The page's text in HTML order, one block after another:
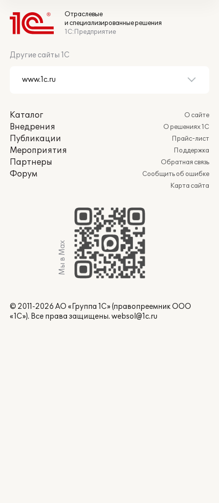
Отраслевые
и специализированные решения
1С:Предприятие
Другие сайты 1С
Каталог
Внедрения
Публикации
Мероприятия
Партнеры
Форум
О сайте
О решениях 1С
Прайс-лист
Поддержка
Обратная связь
Сообщить об ошибке
Карта сайта
Мы в Max
© 2011-2026 АО «Группа 1С» (правопреемник ООО
«1С»). Все права защищены. websol@1c.ru